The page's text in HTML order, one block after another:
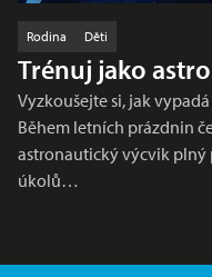
Rodina Děti
Trénuj jako
Vyzkoušejte si, jak
Během letních prázdnin
astronautický výcvik
úkolů…